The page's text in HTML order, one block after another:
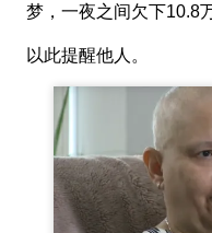
梦，一夜之间欠下10.8
以此提醒他人。